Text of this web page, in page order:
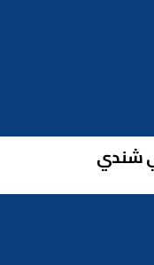
شندي